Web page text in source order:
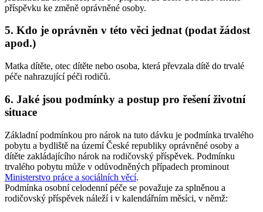
příspěvku ke změně oprávněné osoby.
5. Kdo je oprávněn v této věci jednat (podat žádost
apod.)
Matka dítěte, otec dítěte nebo osoba, která převzala dítě do trvalé
péče nahrazující péči rodičů.
6. Jaké jsou podmínky a postup pro řešení životní
situace
Základní podmínkou pro nárok na tuto dávku je podmínka trvalého
pobytu a bydliště na území České republiky oprávněné osoby a
dítěte zakládajícího nárok na rodičovský příspěvek. Podmínku
trvalého pobytu může v odůvodněných případech prominout
Ministerstvo práce a sociálních věcí.
Podmínka osobní celodenní péče se považuje za splněnou a
rodičovský příspěvek náleží i v kalendářním měsíci, v němž: